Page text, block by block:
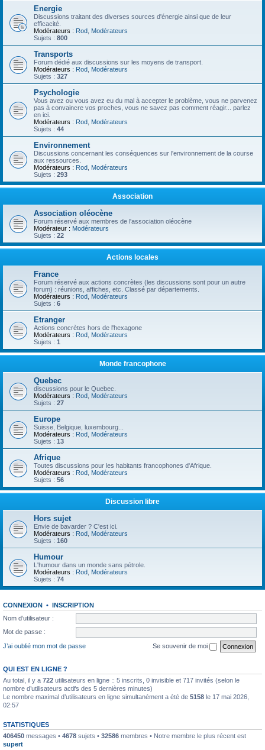
Energie
Discussions traitant des diverses sources d'énergie ainsi que de leur
efficacité.
Modérateurs : Rod Modérateurs
Sujets : 800
Transports
Forum dédié aux discussions sur les moyens de transport.
Modérateurs : Rod Modérateurs
Sujets : 327
Psychologie
Vous avez ou vous avez eu du mal à accepter le problème, vous ne parvenez
pas à convaincre vos proches, vous ne savez pas comment réagir... parlez
en ici.
Modérateurs : Rod Modérateurs
Sujets : 44
Environnement
Discussions concernant les conséquences sur l'environnement de la course
aux ressources.
Modérateurs : Rod Modérateurs
Sujets : 293
Association
Association oléocène
Forum réservé aux membres de l'association oléocène
Modérateur : Modérateurs
Sujets : 22
Actions locales
France
Forum réservé aux actions concrètes (les discussions sont pour un autre
forum) : réunions, affiches, etc. Classé par départements.
Modérateurs : Rod Modérateurs
Sujets : 6
Etranger
Actions concrètes hors de l'hexagone
Modérateurs : Rod Modérateurs
Sujets : 1
Monde francophone
Quebec
discussions pour le Quebec.
Modérateurs : Rod Modérateurs
Sujets : 27
Europe
Suisse, Belgique, luxembourg...
Modérateurs : Rod Modérateurs
Sujets : 13
Afrique
Toutes discussions pour les habitants francophones d'Afrique.
Modérateurs : Rod Modérateurs
Sujets : 56
Discussion libre
Hors sujet
Envie de bavarder ? C'est ici.
Modérateurs : Rod Modérateurs
Sujets : 160
Humour
L'humour dans un monde sans pétrole.
Modérateurs : Rod Modérateurs
Sujets : 74
CONNEXION • INSCRIPTION
Nom d’utilisateur :
Mot de passe :
J’ai oublié mon mot de passe
Se souvenir de moi
QUI EST EN LIGNE ?
Au total, il y a 722 utilisateurs en ligne :: 5 inscrits, 0 invisible et 717 invités (selon le
nombre d’utilisateurs actifs des 5 dernières minutes)
Le nombre maximal d’utilisateurs en ligne simultanément a été de 5158 le 17 mai 2026,
02:57
STATISTIQUES
406450 messages • 4678 sujets • 32586 membres • Notre membre le plus récent est
supert